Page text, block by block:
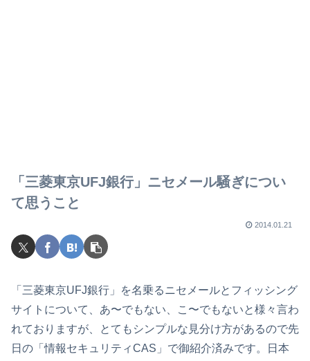
「三菱東京UFJ銀行」ニセメール騒ぎについ
て思うこと
2014.01.21
「三菱東京UFJ銀行」を名乗るニセメールとフィッシング
サイトについて、あ〜でもない、こ〜でもないと様々言わ
れておりますが、とてもシンプルな見分け方があるので先
日の「情報セキュリティCAS」で御紹介済みです。日本